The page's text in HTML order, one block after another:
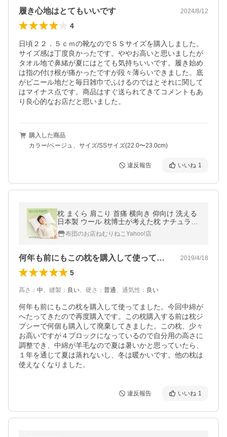
履き心地はとてもいいです 2024/8/12
4
日頃２２．５ｃｍの靴なのでＳＳサイズを購入しました。
サイズ感は丁度良かったです。ややお高いと思いましたが
タオル地で鼻緒が夏にはとても気持ちいいです。履き始め
は指の付け根が痛かったですが段々薄らいできました。底
がビニール地だと毎日雑巾でふけるのではとそれに関して
はマイナス点です。商品はすぐ送られてきてコメントもあ
り良心的なお店だと思いました。
購入した商品
カラー/ベージュ、サイズ/SSサイズ(22.0〜23.0cm)
違反報告 いいね 1
枕 まくら 肩こり 首痛 横向き 仰向け 洗える
日本製 ウール 枕博士が考えた枕 ナチュラル
ブレス レギュラー
布団のお店ねむりねこYahoo!店
何年も前にもこの枕を購入して使ってまし… 2019/4/18
5
高さ ： 中、 縫製 ： 良い、 硬さ ： 普通、 通気性 ： 良い
何年も前にもこの枕を購入して使ってました。今回中綿が
へたってきたので再度購入です。この枕購入する前は枕ジ
プシーで何個も購入して廃棄してきました。この枕、少々
お高いですが４ブロックになっているので自分用の高さに
調整でき、中綿が羊毛なので夏は暑いかと思っていたら、
１年を通じて夏は蒸れないし、冬は暖かいです。他の枕は
使えなくなりました。
違反報告 いいね 1